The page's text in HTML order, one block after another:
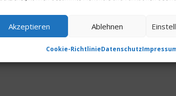
Akzeptieren Ablehnen
Cookie-RichtlinieDatenschutz